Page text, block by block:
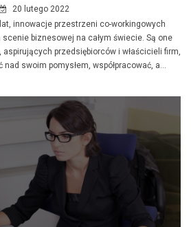
20 lutego 2022
innowacje przestrzeni co-workingowych
biznesowej na całym świecie. Są one
przedsiębiorców i właścicieli firm,
swoim pomysłem, współpracować, a...